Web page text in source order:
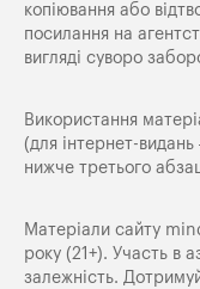
копіювання або
посилання на
вигляді суворо
Використання
(для інтернет-
нижче третього
Матеріали сайту
року (21+). Участь в
залежність.